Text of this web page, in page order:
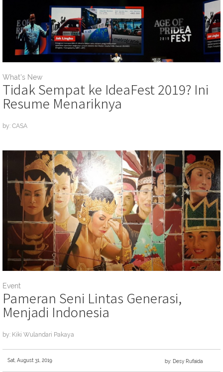
What's New
Tidak Sempat ke IdeaFest 2019? Ini
Resume Menariknya
by: CASA
Event
Pameran Seni Lintas Generasi,
Menjadi Indonesia
by: Kiki Wulandari Pakaya
Sat, August 31, 2019 by: Desy Rufaida